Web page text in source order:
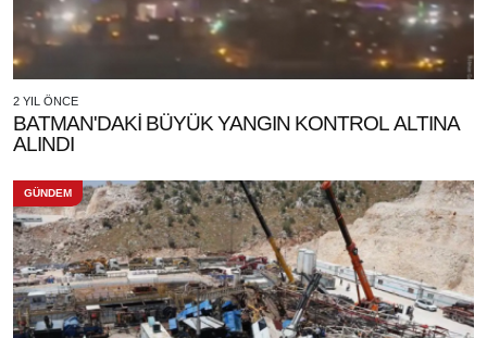
2 YIL ÖNCE
BATMAN'DAKİ BÜYÜK YANGIN KONTROL ALTINA
ALINDI
GÜNDEM